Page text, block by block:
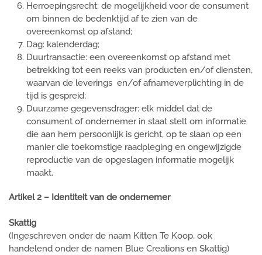
Herroepingsrecht: de mogelijkheid voor de consument
om binnen de bedenktijd af te zien van de
overeenkomst op afstand;
Dag: kalenderdag;
Duurtransactie: een overeenkomst op afstand met
betrekking tot een reeks van producten en/of diensten,
waarvan de leverings en/of afnameverplichting in de
tijd is gespreid;
Duurzame gegevensdrager: elk middel dat de
consument of ondernemer in staat stelt om informatie
die aan hem persoonlijk is gericht, op te slaan op een
manier die toekomstige raadpleging en ongewijzigde
reproductie van de opgeslagen informatie mogelijk
maakt.
Artikel 2 – Identiteit van de ondernemer
Skattig
(Ingeschreven onder de naam Kitten Te Koop, ook
handelend onder de namen Blue Creations en Skattig)